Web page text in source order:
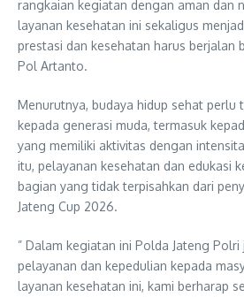
rangkaian kegiatan dengan aman dan
layanan kesehatan ini sekaligus
prestasi dan kesehatan harus berjalan
Pol Artanto.
Menurutnya, budaya hidup sehat perlu
kepada generasi muda, termasuk
yang memiliki aktivitas dengan
itu, pelayanan kesehatan dan edukasi
bagian yang tidak terpisahkan dari
Jateng Cup 2026.
” Dalam kegiatan ini Polda Jateng
pelayanan dan kepedulian kepada
layanan kesehatan ini, kami berharap